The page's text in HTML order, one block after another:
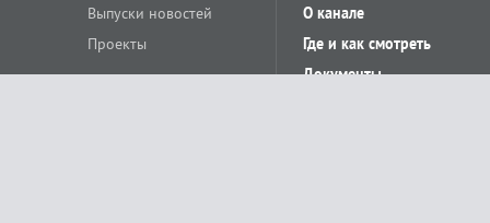
Выпуски новостей
Проекты
О канале
Где и как смотреть
Документы